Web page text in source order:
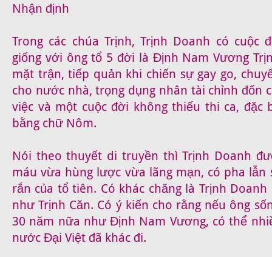
Nhận định
Trong các chúa Trịnh, Trịnh Doanh có cuộc
giống với ông tổ 5 đời là Định Nam Vương
mặt trận, tiếp quản khi chiến sự gay go,
cho nước nhà, trọng dụng nhân tài chỉnh đốn
việc và một cuộc đời không thiếu thi ca, đặc
bằng chữ Nôm.
Nói theo thuyết di truyền thì Trịnh Doanh
máu vừa hùng lược vừa lãng mạn, có pha lẫn
rắn của tổ tiên. Có khác chăng là Trịnh
như Trịnh Căn. Có ý kiến cho rằng nếu ông
30 năm nữa như Định Nam Vương, có thể
nước Đại Việt đã khác đi.